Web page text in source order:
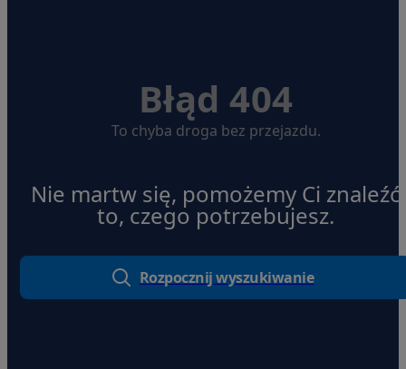
Błąd 404
To chyba droga bez przejazdu.
Nie martw się, pomożemy Ci znaleźć
to, czego potrzebujesz.
Rozpocznij wyszukiwanie